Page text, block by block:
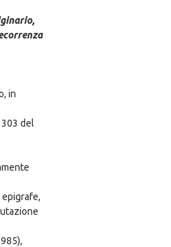
in
del
epigrafe,